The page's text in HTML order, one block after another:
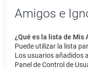
Amigos e
¿Qué es la lista de Mis
Puede utilizar la lista
Los usuarios añadidos
Panel de Control de